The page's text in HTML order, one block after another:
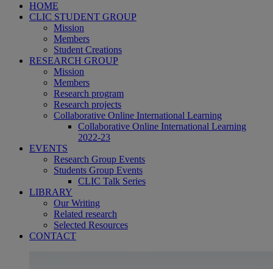
HOME
CLIC STUDENT GROUP
Mission
Members
Student Creations
RESEARCH GROUP
Mission
Members
Research program
Research projects
Collaborative Online International Learning
Collaborative Online International Learning
2022-23
EVENTS
Research Group Events
Students Group Events
CLIC Talk Series
LIBRARY
Our Writing
Related research
Selected Resources
CONTACT